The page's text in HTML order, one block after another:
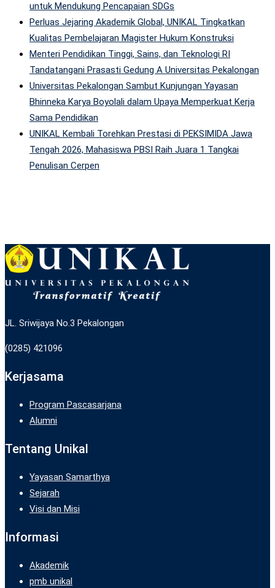
untuk Mendukung Pencapaian SDGs
Perluas Jejaring Akademik Global, UNIKAL Tingkatkan
Kualitas Pembelajaran Magister Hukum Konstruksi
Menteri Pendidikan Tinggi, Sains, dan Teknologi RI
Tandatangani Prasasti Gedung A Universitas Pekalongan
Universitas Pekalongan Sambut Kunjungan Yayasan
Bhinneka Karya Boyolali dalam Upaya Memperkuat Kerja
Sama Pendidikan
UNIKAL Kembali Torehkan Prestasi di PEKSIMIDA Jawa
Tengah 2026, Mahasiswa PBSI Raih Juara 1 Tangkai
Penulisan Cerpen
JL. Sriwijaya No.3 Pekalongan
(0285) 421096
Kerjasama
Program Pascasarjana
Alumni
Tentang Unikal
Yayasan Samarthya
Sejarah
Visi dan Misi
Informasi
Akademik
pmb unikal